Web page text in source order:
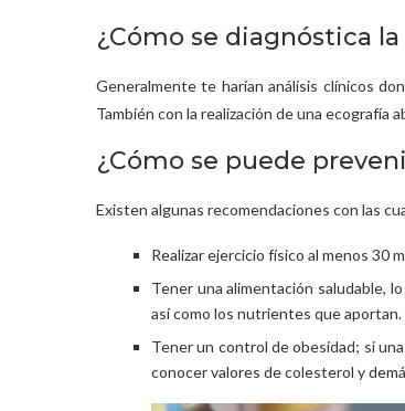
¿Cómo se diagnóstica
Generalmente te harían análisis clínicos
También con la realización de una ecografía
¿Cómo se puede
Existen algunas recomendaciones con las
Realizar ejercicio físico al menos 30
Tener una alimentación saludable,
así como los nutrientes que aportan.
Tener un control de obesidad; si
conocer valores de colesterol y